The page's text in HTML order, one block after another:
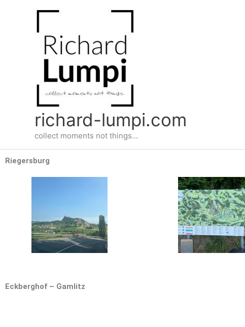
richard-lumpi.com
collect moments not things...
Riegersburg
Eckberghof – Gamlitz